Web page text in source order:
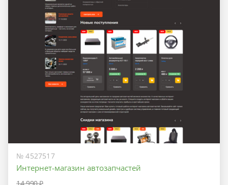
№ 4527517
Интернет-магазин автозапчастей